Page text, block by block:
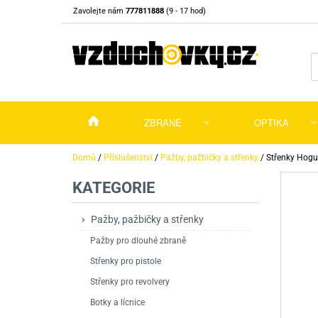
Zavolejte nám 777811888 (9 - 17 hod)
ZBRANĚ
Vzduchovky Vzduchovky na
Vzduchové pistole a revolvery
Plynové pistole a revolvery
Perkusní zbraně
Nože
OPTIKA
Puškohledy
Domů / Příslušenství / Pažby, pažbičky a střenky / Střenky
KATEGORIE
Pažby, pažbičky a střenky
Pažby pro dlouhé zbraně
Střenky pro pistole
Střenky pro revolvery
Botky a lícnice